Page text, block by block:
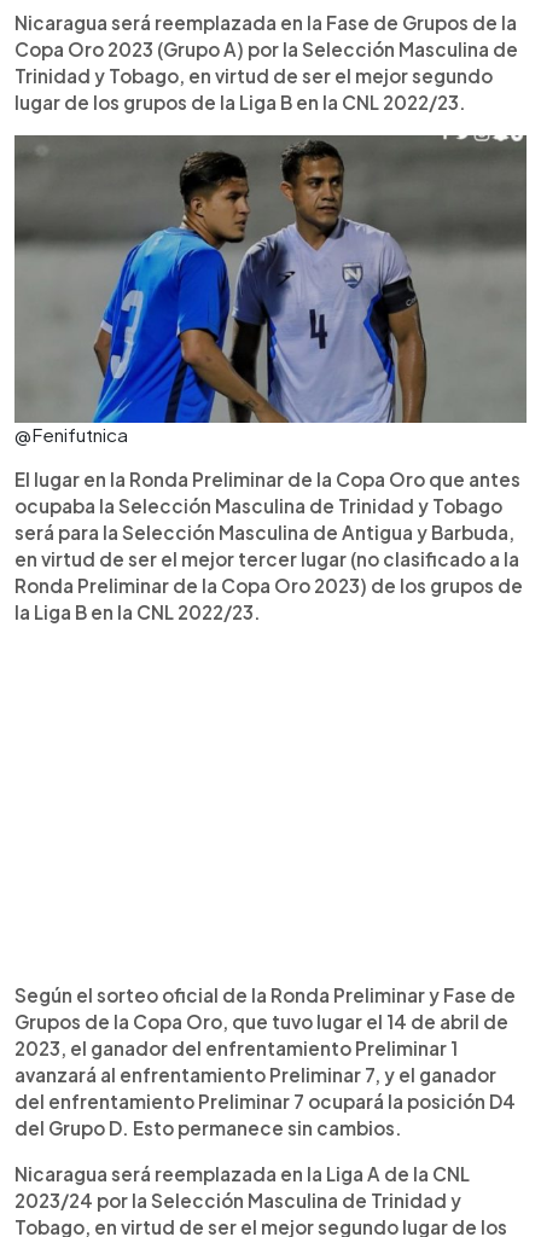
Nicaragua será reemplazada en la Fase de Grupos de la
Copa Oro 2023 (Grupo A) por la Selección Masculina de
Trinidad y Tobago, en virtud de ser el mejor segundo
lugar de los grupos de la Liga B en la CNL 2022/23.
@Fenifutnica
El lugar en la Ronda Preliminar de la Copa Oro que antes
ocupaba la Selección Masculina de Trinidad y Tobago
será para la Selección Masculina de Antigua y Barbuda,
en virtud de ser el mejor tercer lugar (no clasificado a la
Ronda Preliminar de la Copa Oro 2023) de los grupos de
la Liga B en la CNL 2022/23.
Según el sorteo oficial de la Ronda Preliminar y Fase de
Grupos de la Copa Oro, que tuvo lugar el 14 de abril de
2023, el ganador del enfrentamiento Preliminar 1
avanzará al enfrentamiento Preliminar 7, y el ganador
del enfrentamiento Preliminar 7 ocupará la posición D4
del Grupo D. Esto permanece sin cambios.
Nicaragua será reemplazada en la Liga A de la CNL
2023/24 por la Selección Masculina de Trinidad y
Tobago, en virtud de ser el mejor segundo lugar de los